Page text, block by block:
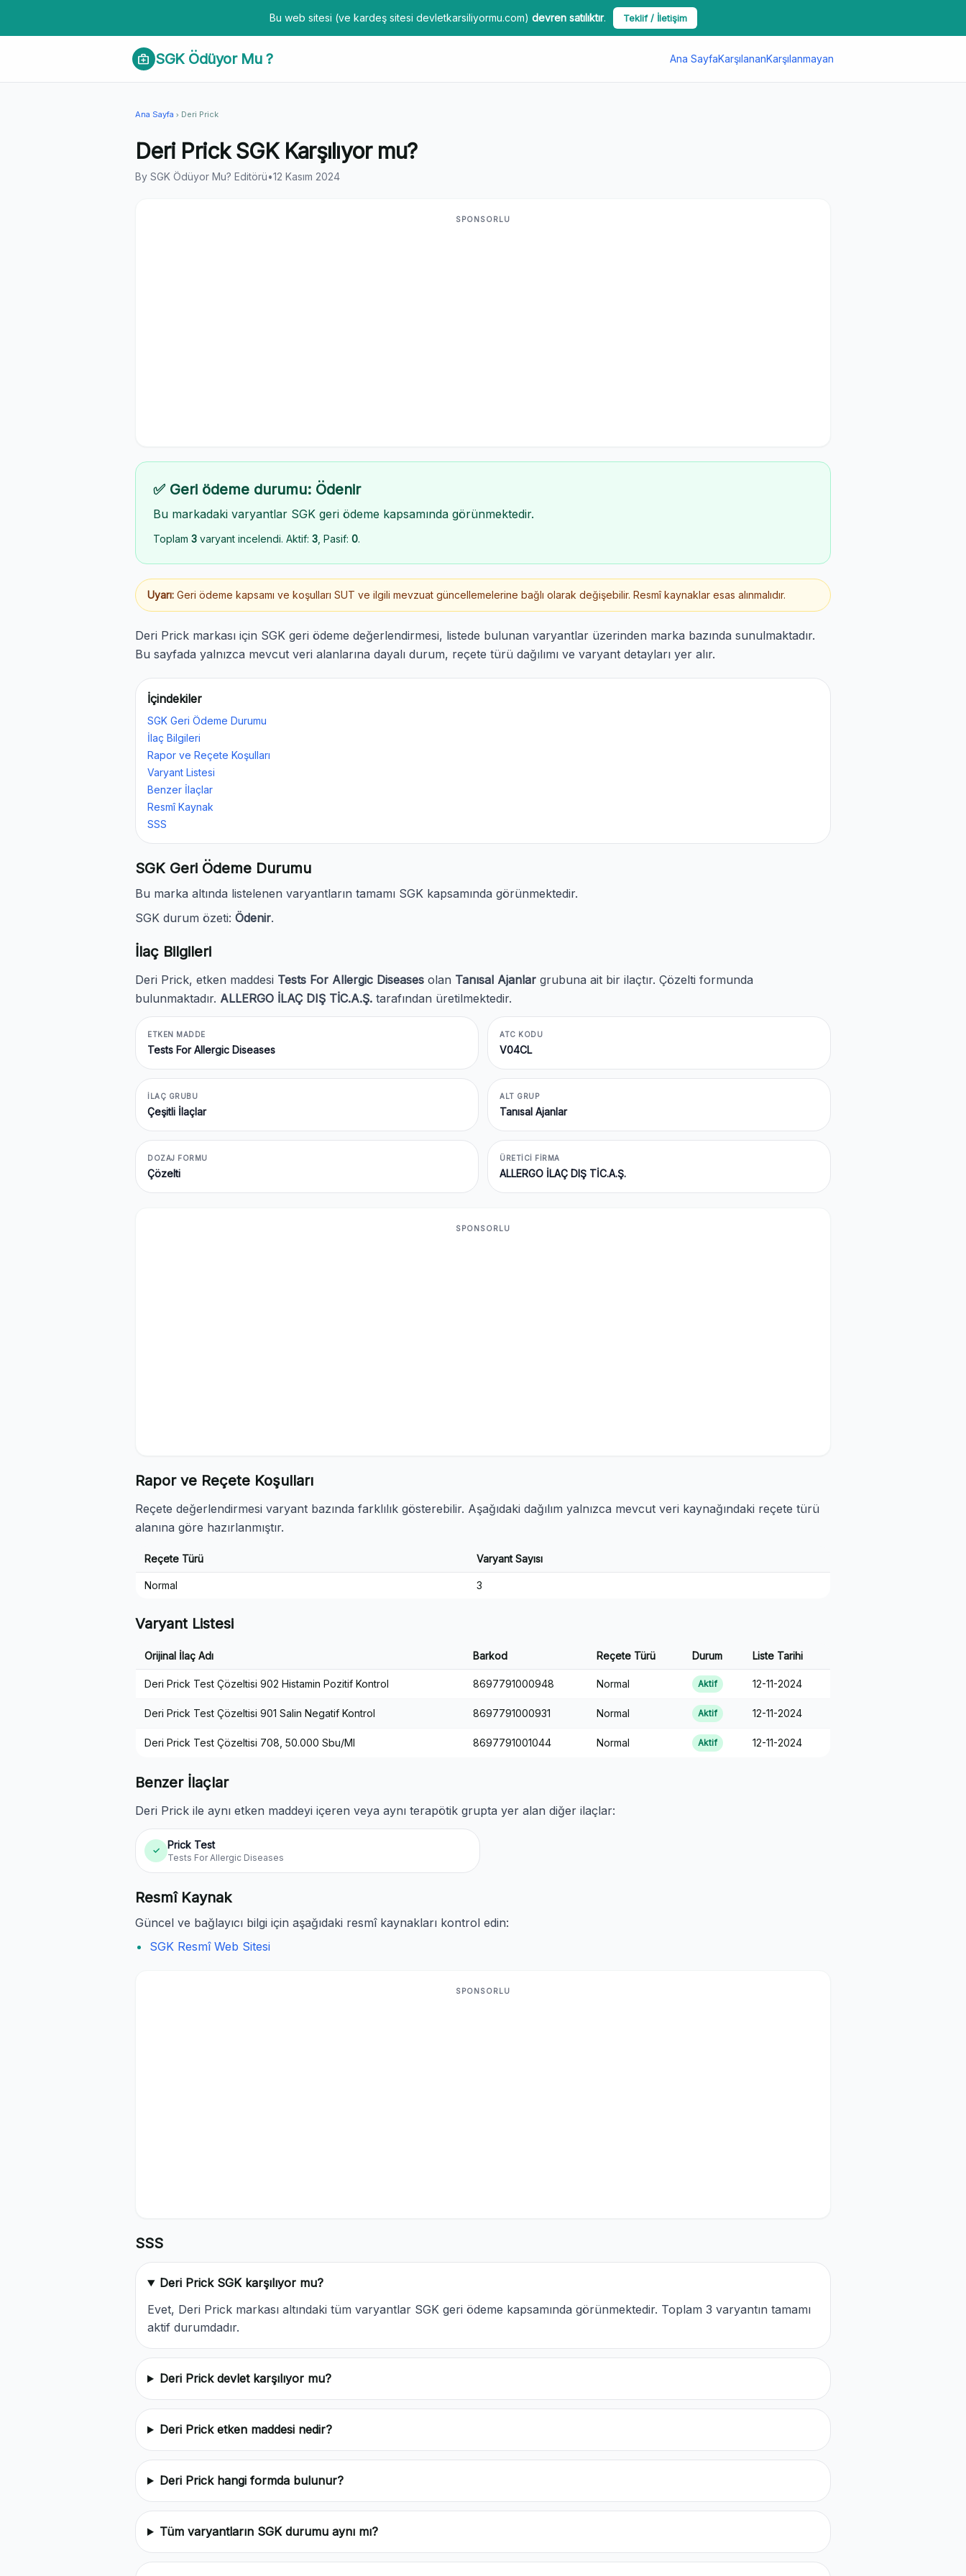
Bu web sitesi (ve kardeş sitesi devletkarsiliyormu.com) devren satılıktır. Teklif / İletişim
medical_services SGK Ödüyor Mu ? Ana SayfaKarşılananKarşılanmayan
Ana Sayfa chevron_right Deri Prick
Deri Prick SGK Karşılıyor mu?
By SGK Ödüyor Mu? Editörü•12 Kasım 2024
SPONSORLU
✅ Geri ödeme durumu: Ödenir
Bu markadaki varyantlar SGK geri ödeme kapsamında görünmektedir.
Toplam 3 varyant incelendi. Aktif: 3 , Pasif: 0.
Uyarı: Geri ödeme kapsamı ve koşulları SUT ve ilgili mevzuat güncellemelerine bağlı olarak değişebilir. Resmî kaynaklar esas alınmalıdır.
Deri Prick markası için SGK geri ödeme değerlendirmesi, listede bulunan varyantlar üzerinden marka bazında sunulmaktadır.
Bu sayfada yalnızca mevcut veri alanlarına dayalı durum, reçete türü dağılımı ve varyant detayları yer alır.
İçindekiler
SGK Geri Ödeme Durumu
İlaç Bilgileri
Rapor ve Reçete Koşulları
Varyant Listesi
Benzer İlaçlar
Resmî Kaynak
SSS
SGK Geri Ödeme Durumu
Bu marka altında listelenen varyantların tamamı SGK kapsamında görünmektedir.
SGK durum özeti: Ödenir.
İlaç Bilgileri
Deri Prick, etken maddesi Tests For Allergic Diseases olan Tanısal Ajanlar grubuna ait bir ilaçtır. Çözelti formunda
bulunmaktadır. ALLERGO İLAÇ DIŞ TİC.A.Ş. tarafından üretilmektedir.
ETKEN MADDE
Tests For Allergic Diseases
ATC KODU
V04CL
İLAÇ GRUBU
Çeşitli İlaçlar
ALT GRUP
Tanısal Ajanlar
DOZAJ FORMU
Çözelti
ÜRETICI FIRMA
ALLERGO İLAÇ DIŞ TİC.A.Ş.
SPONSORLU
Rapor ve Reçete Koşulları
Reçete değerlendirmesi varyant bazında farklılık gösterebilir. Aşağıdaki dağılım yalnızca mevcut veri kaynağındaki reçete türü
alanına göre hazırlanmıştır.
Reçete Türü Varyant Sayısı
Normal 3
Varyant Listesi
Orijinal İlaç Adı Barkod Reçete Türü Durum Liste Tarihi
Deri Prick Test Çözeltisi 902 Histamin Pozitif Kontrol 8697791000948 Normal Aktif 12-11-2024
Deri Prick Test Çözeltisi 901 Salin Negatif Kontrol 8697791000931 Normal Aktif 12-11-2024
Deri Prick Test Çözeltisi 708, 50.000 Sbu/Ml 8697791001044 Normal Aktif 12-11-2024
Benzer İlaçlar
Deri Prick ile aynı etken maddeyi içeren veya aynı terapötik grupta yer alan diğer ilaçlar:
✓ Prick Test
Tests For Allergic Diseases
Resmî Kaynak
Güncel ve bağlayıcı bilgi için aşağıdaki resmî kaynakları kontrol edin:
SGK Resmî Web Sitesi
SPONSORLU
SSS
Deri Prick SGK karşılıyor mu?
Evet, Deri Prick markası altındaki tüm varyantlar SGK geri ödeme kapsamında görünmektedir. Toplam 3 varyantın tamamı
aktif durumdadır.
Deri Prick devlet karşılıyor mu?
Deri Prick etken maddesi nedir?
Deri Prick hangi formda bulunur?
Tüm varyantların SGK durumu aynı mı?